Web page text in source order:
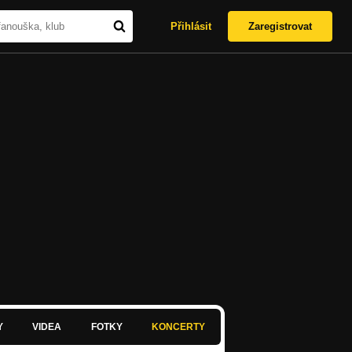
Přihlásit Zaregistrovat
VIDEA FOTKY KONCERTY